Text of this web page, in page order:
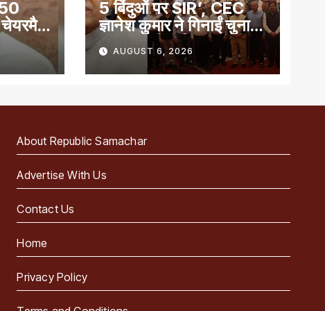
5 बिंदुओं पर SIR’, CEC
ज्ञानेश कुमार ने गिनाईं चुनाव
प्रबंधन की खूबियां
AUGUST 6, 2026
About Republic Samachar
Advertise With Us
Contact Us
Home
Privacy Policy